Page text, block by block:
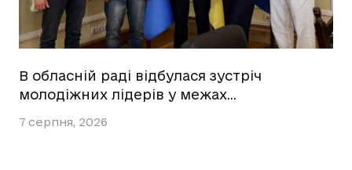
В обласній раді відбулася зустріч
молодіжних лідерів у межах…
7 серпня, 2026